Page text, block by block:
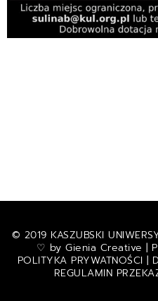
© 2019 KASZUBSKI
♡ by Gienia Creative |
POLITYKA PRYWATNOŚCI|
REGULAMIN